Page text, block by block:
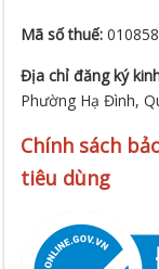
Mã số thuế:
Địa chỉ đăng ký
Phường Hạ Đình,
Chính sách
tiêu dùng